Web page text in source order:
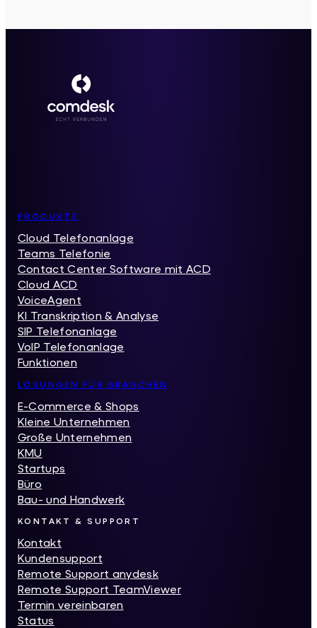
Inhaltsverzeichnis
PRODUKTE
Cloud Telefonanlage
Teams Telefonie
Contact Center Software mit ACD
Cloud ACD
VoiceAgent
KI Transkription & Analyse
SIP Telefonanlage
VoIP Telefonanlage
Funktionen
LÖSUNGEN FÜR BRANCHEN
E-Commerce & Shops
Kleine Unternehmen
Große Unternehmen
KMU
Startups
Büro
Bau- und Handwerk
KONTAKT & SUPPORT
Kontakt
Kundensupport
Remote Support anydesk
Remote Support TeamViewer
Termin vereinbaren
Status